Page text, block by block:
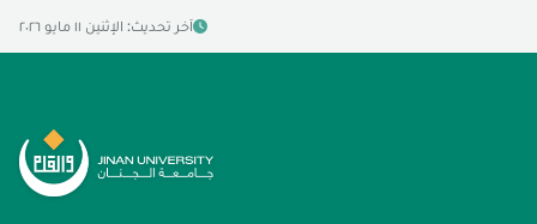
آخر تحديث: الإثنين ١١ مايو ٢٠٢٦